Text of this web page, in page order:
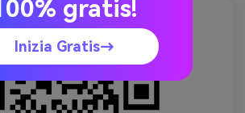
Generatore Video AI
gratis!
Inizia Gratis→